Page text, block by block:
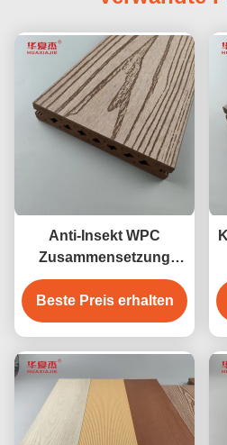
Anti-Insekt WPC
Zusammensetzung
Decking im Freien
Beste Preis erhalten